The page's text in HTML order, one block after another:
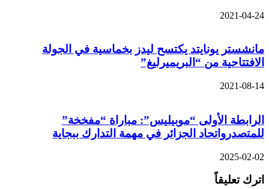
2021-04-24
مانشستر يونايتد يكتسح ليدز بخماسية في الجولة
الافتتاحية من “البريميرليغ”
2021-08-14
الرابطة الأولى “موبيليس”: مباراة “مفخخة”
للمتصدرواتحاد الجزائر في مهمة التدارك ببجاية
2025-02-02
اترك تعليقاً